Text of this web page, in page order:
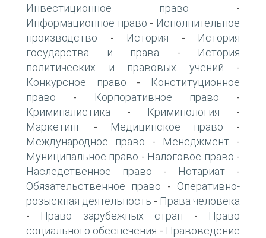
Инвестиционное право -
Информационное право - Исполнительное
производство - История -
История
государства и права -
История
политических и правовых учений -
Конкурсное право -
Конституционное
право - Корпоративное право -
Криминалистика - Криминология -
Маркетинг - Медицинское право -
Международное право - Менеджмент -
Муниципальное право - Налоговое право -
Наследственное право - Нотариат -
Обязательственное право - Оперативно-
розыскная деятельность - Права человека
- Право зарубежных стран -
Право
социального обеспечения - Правоведение